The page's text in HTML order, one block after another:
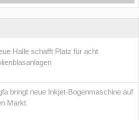
Halle schafft Platz für acht
bringt neue Inkjet-Bogenmaschine auf
Markt